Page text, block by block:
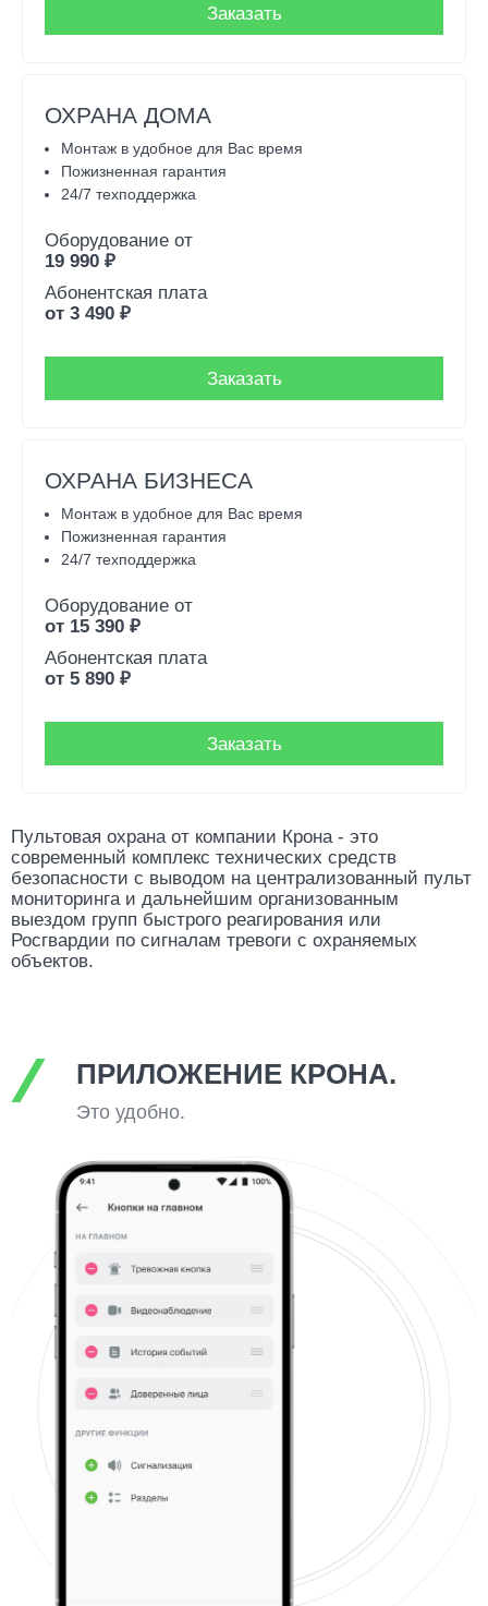
Заказать
ОХРАНА ДОМА
Монтаж в удобное для Вас время
Пожизненная гарантия
24/7 техподдержка
Оборудование от
19 990 ₽
Абонентская плата
от 3 490 ₽
Заказать
ОХРАНА БИЗНЕСА
Монтаж в удобное для Вас время
Пожизненная гарантия
24/7 техподдержка
Оборудование от
от 15 390 ₽
Абонентская плата
от 5 890 ₽
Заказать
Пультовая охрана от компании Крона - это
современный комплекс технических средств
безопасности с выводом на централизованный пульт
мониторинга и дальнейшим организованным
выездом групп быстрого реагирования или
Росгвардии по сигналам тревоги с охраняемых
объектов.
ПРИЛОЖЕНИЕ КРОНА.
Это удобно.